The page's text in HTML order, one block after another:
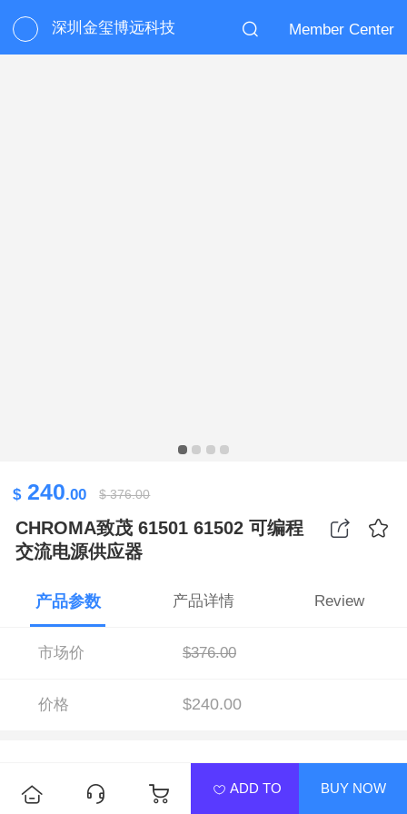
深圳金玺博远科技 Member Center
$ 240.00 $ 376.00
CHROMA致茂 61501 61502 可编程
交流电源供应器
产品参数 产品详情 Review
市场价 $376.00
价格 $240.00
ADD TO BUY NOW